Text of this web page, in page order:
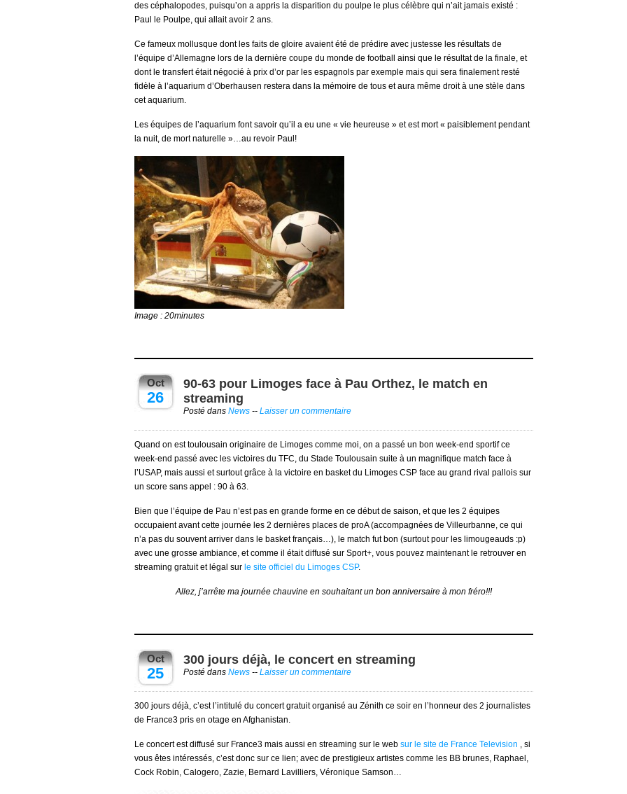
des céphalopodes, puisqu’on a appris la disparition du poulpe le plus célèbre qui n’ait jamais existé :
Paul le Poulpe, qui allait avoir 2 ans.
Ce fameux mollusque dont les faits de gloire avaient été de prédire avec justesse les résultats de
l’équipe d’Allemagne lors de la dernière coupe du monde de football ainsi que le résultat de la finale, et
dont le transfert était négocié à prix d’or par les espagnols par exemple mais qui sera finalement resté
fidèle à l’aquarium d’Oberhausen restera dans la mémoire de tous et aura même droit à une stèle dans
cet aquarium.
Les équipes de l’aquarium font savoir qu’il a eu une « vie heureuse » et est mort « paisiblement pendant
la nuit, de mort naturelle »…au revoir Paul!
Image : 20minutes
Oct
26
90-63 pour Limoges face à Pau Orthez, le match en
streaming
Posté dans News -- Laisser un commentaire
Quand on est toulousain originaire de Limoges comme moi, on a passé un bon week-end sportif ce
week-end passé avec les victoires du TFC, du Stade Toulousain suite à un magnifique match face à
l’USAP, mais aussi et surtout grâce à la victoire en basket du Limoges CSP face au grand rival pallois sur
un score sans appel : 90 à 63.
Bien que l’équipe de Pau n’est pas en grande forme en ce début de saison, et que les 2 équipes
occupaient avant cette journée les 2 dernières places de proA (accompagnées de Villeurbanne, ce qui
n’a pas du souvent arriver dans le basket français…), le match fut bon (surtout pour les limougeauds :p)
avec une grosse ambiance, et comme il était diffusé sur Sport+, vous pouvez maintenant le retrouver en
streaming gratuit et légal sur le site officiel du Limoges CSP.
Allez, j’arrête ma journée chauvine en souhaitant un bon anniversaire à mon fréro!!!
Oct
25
300 jours déjà, le concert en streaming
Posté dans News -- Laisser un commentaire
300 jours déjà, c’est l’intitulé du concert gratuit organisé au Zénith ce soir en l’honneur des 2 journalistes
de France3 pris en otage en Afghanistan.
Le concert est diffusé sur France3 mais aussi en streaming sur le web sur le site de France Television , si
vous êtes intéressés, c’est donc sur ce lien; avec de prestigieux artistes comme les BB brunes, Raphael,
Cock Robin, Calogero, Zazie, Bernard Lavilliers, Véronique Samson…